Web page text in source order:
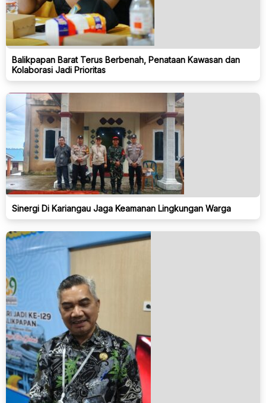
Balikpapan Barat Terus Berbenah, Penataan Kawasan dan
Kolaborasi Jadi Prioritas
Sinergi Di Kariangau Jaga Keamanan Lingkungan Warga